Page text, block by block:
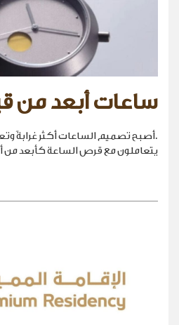
ساعات أبعد من
.أصبح تصميم الساعات أكثر غرابةً
يتعاملون مع قرص الساعة كأبعد من